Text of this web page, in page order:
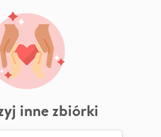
inne zbiórki